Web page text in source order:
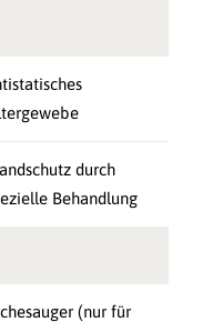
durch
Behandlung
(nur für